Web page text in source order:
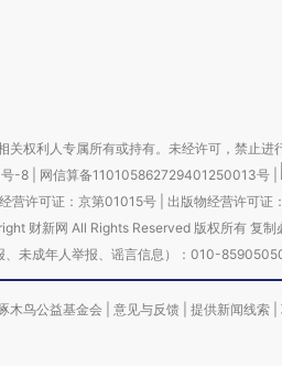
权利人专属所有或持有。未经许可，禁止进
-8 网信算备110105862729401250013号
营许可证：京第01015号| 出版物经营许可证
财新网 All Rights Reserved 版权所有 复制
、未成年人举报、谣言信息）：010-
木鸟公益基金会 意见与反馈 提供新闻线索